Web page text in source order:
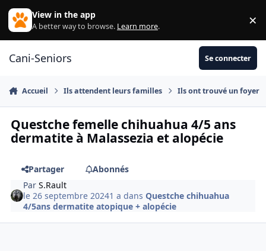
Aller au contenu
View in the app
A better way to browse. Learn more. ×
Cani-Seniors Se connecter
Accueil Ils attendent leurs familles Ils ont trouvé un foyer
Questche femelle chihuahua 4/5 ans
dermatite à Malassezia et alopécie
Partager
Abonnés
ParS.Rault
le 26 septembre 20241 a dansQuestche chihuahua
4/5ans dermatite atopique + alopécie